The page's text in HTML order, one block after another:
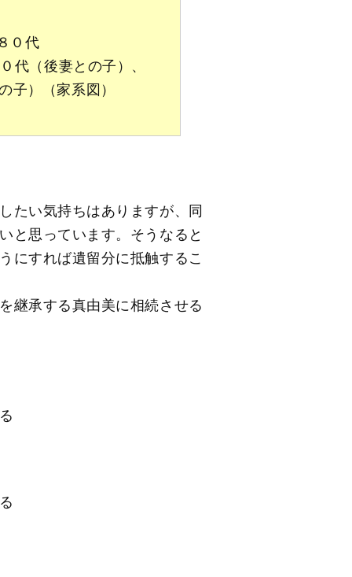
０代
（後妻との子）、
子）（家系図）
たい気持ちはありますが、同
と思っています。そうなると
にすれば遺留分に抵触するこ
継承する真由美に相続させる